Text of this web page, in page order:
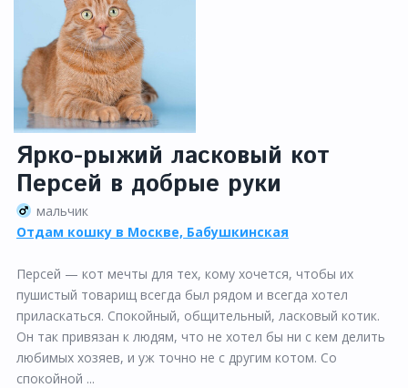
Ярко-рыжий ласковый кот
Персей в добрые руки
мальчик
Отдам кошку в Москве, Бабушкинская
Персей — кот мечты для тех, кому хочется, чтобы их
пушистый товарищ всегда был рядом и всегда хотел
приласкаться. Спокойный, общительный, ласковый котик.
Он так привязан к людям, что не хотел бы ни с кем делить
любимых хозяев, и уж точно не с другим котом. Со
спокойной ...